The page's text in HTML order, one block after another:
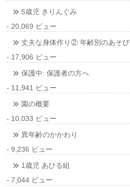
5歳児 きりんぐみ
- 20,069 ビュー
丈夫な身体作り② 年齢別のあそび
- 17,906 ビュー
保護中: 保護者の方へ
- 11,941 ビュー
園の概要
- 10,033 ビュー
異年齢のかかわり
- 9,236 ビュー
1歳児 あひる組
- 7,044 ビュー